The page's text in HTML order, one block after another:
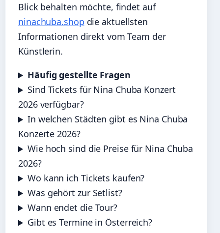
Blick behalten möchte, findet auf
ninachuba.shop die aktuellsten
Informationen direkt vom Team der
Künstlerin.
Häufig gestellte Fragen
Sind Tickets für Nina Chuba Konzert
2026 verfügbar?
In welchen Städten gibt es Nina Chuba
Konzerte 2026?
Wie hoch sind die Preise für Nina Chuba
2026?
Wo kann ich Tickets kaufen?
Was gehört zur Setlist?
Wann endet die Tour?
Gibt es Termine in Österreich?